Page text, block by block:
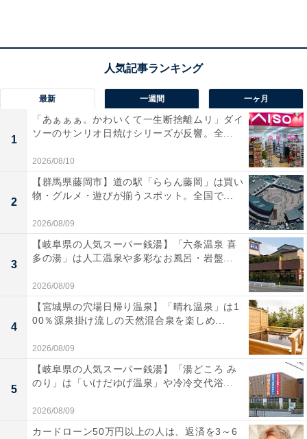
【あわせて買いたい】New Tripの人気商品5選
New Trip「GB0201」
[New Trip] スーツケース キャリーケース 拡張機能付き 機
内持ち込み 軽量 キャリーバック Sサイズ 40L 2～3泊 ブ
ラック色
Amazonで見る
New Trip「ZB1101」
最新 一週間 一ヶ月
1
「あぁぁぁ。かわいくて一生断捨離ムリ」ダイ
ソーのサンリオ日焼けシリーズが反響。全...
2026/08/10
2
【群馬県藤岡市】道の駅「ららん藤岡」は買い
物・グルメ・遊びが揃うスポット。全国で...
2026/08/09
3
【岐阜県の人気スーパー銭湯】「六条温泉 喜
多の湯」は人工温泉や多彩なお風呂・岩盤...
2026/08/09
4
【宮城県の穴場日帰り温泉】「晴れ温泉」は1
00％源泉掛け流しの天然混合泉を楽しめ...
2026/08/09
5
【岐阜県の人気スーパー銭湯】「湯どころ み
のり」は「いけだゆげ温泉」や冷冷交代浴...
2026/08/09
カードローン50万円以上の人は、返済を3～6